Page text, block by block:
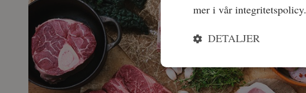
mer i vår integritetspolicy.
DETALJER